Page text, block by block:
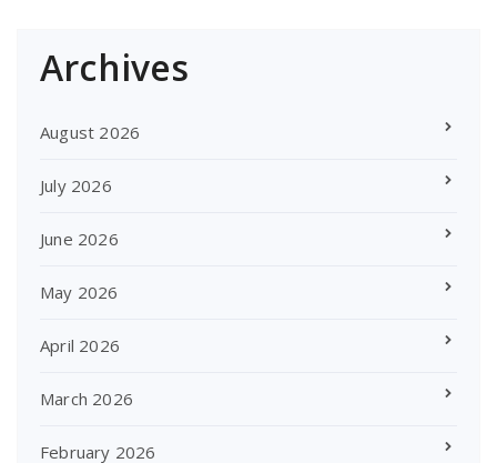
Archives
August 2026
July 2026
June 2026
May 2026
April 2026
March 2026
February 2026